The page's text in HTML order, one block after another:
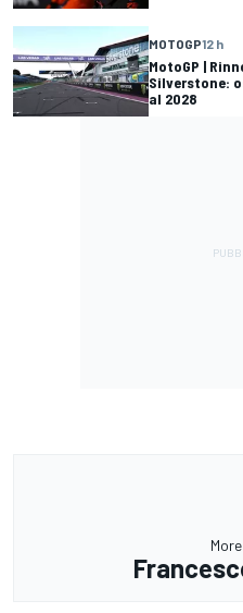
MOTOGP12 h
MotoGP |
Silverstone:
al 2028